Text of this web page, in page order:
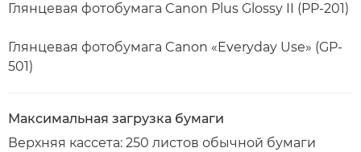
Глянцевая фотобумага Canon Plus Glossy II (PP-201)
Глянцевая фотобумага Canon «Everyday Use» (GP-
501)
Максимальная загрузка бумаги
Верхняя кассета: 250 листов обычной бумаги